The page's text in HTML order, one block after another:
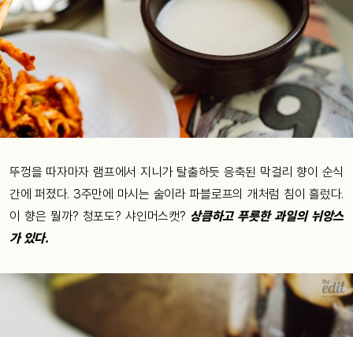
뚜껑을 따자마자 램프에서 지니가 탈출하듯 응축된 막걸리 향이 순식
간에 퍼졌다. 3주만에 마시는 술이라 파블로프의 개처럼 침이 흘렀다.
이 향은 뭘까? 청포도? 샤인머스캣? 상큼하고 푸릇한 과일의 뉘앙스
가 있다.